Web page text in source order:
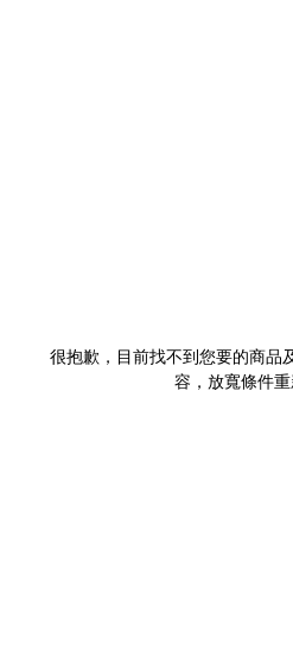
很抱歉，目前找不到您要的商品
容，放寬條件重